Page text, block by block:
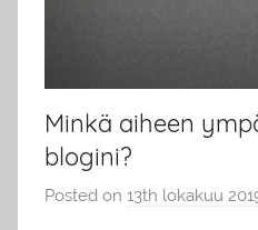
Minkä aiheen
blogini?
Posted on 13th lokakuu